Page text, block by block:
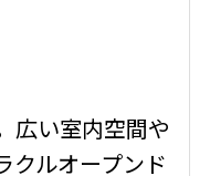
広い室内空間や
クルオープンド